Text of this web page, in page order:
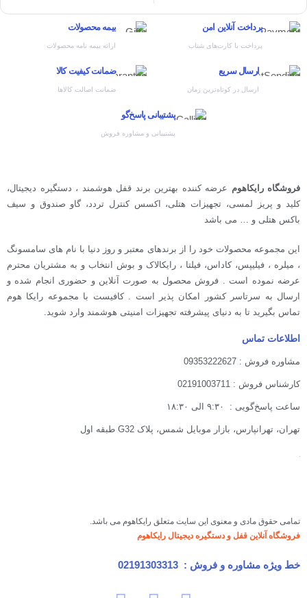
پرداخت آنلاین امن
پرداخت با کارت‌های شتاب
بیمه محصولات
ارائه بیمه نامه محصولات
ارسال سریع
ارسال در کوتاه‌ترین زمان
ضمانت کیفیت کالا
ضمانت اصالت کالاها
پشتیبانی پاسخ‌گو
پشتیبانی و مشاوره فروش
فروشگاه رایکاهوم عرضه کننده بهترین برند قفل هوشمند ، دستگیره دیجیتال،
کلید و پریز لمسی، تجهیزات هتلی، اکسس کنترل تردد، گاو صندوق و سیف
باکس هتلی و … می باشد
این مجموعه محصولات خود را از برندهای معتبر و روز دنیا با نام های سامسونگ
، میلره ، فیلیپس، کاداس، فیلتا ، رایکالاک و بوش انتخاب و به مشتریان محترم
عرضه نموده است . فروش محصول به صورت آنلاین و حضوری انجام شده و
ارسال به سرتاسر کشور امکان پذیر است . کافیست با مجموعه رایکا هوم
تماس بگیرید تا به دنیای پیشرفته تجهیزات امنیتی هوشمند وارد شوید.
اطلاعات تماس
مشاوره فروش : 09353222627
کارشناس فروش : 02191003711
ساعت پاسخ‌گویی : ۹:۳۰ الی ۱۸:۳۰
تهران، تهرانپارس، بازار موبایل شمس، پلاک G32 طبقه اول
تمامی حقوق مادی و معنوی این سایت متعلق رایکاهوم می باشد.
فروشگاه آنلاین قفل و دستگیره دیجیتال رایکاهوم
خط ویژه مشاوره و فروش : 02191303313